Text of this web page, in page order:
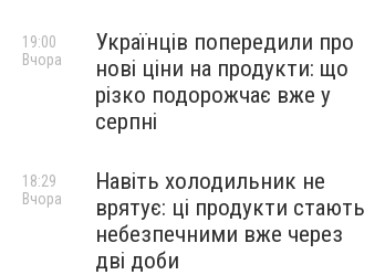
Українців попередили про
нові ціни на продукти: що
різко подорожчає вже у
серпні
19:00
Вчора
Навіть холодильник не
врятує: ці продукти стають
небезпечними вже через
дві доби
18:29
Вчора